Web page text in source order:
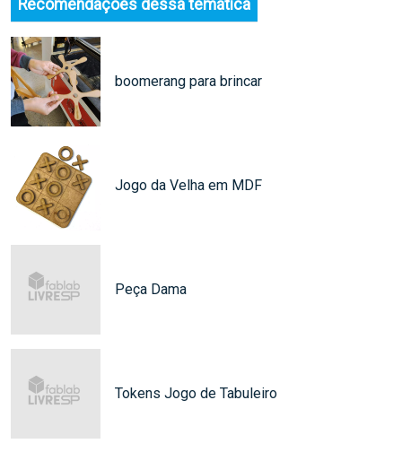
Recomendações dessa temática
boomerang para brincar
Jogo da Velha em MDF
Peça Dama
Tokens Jogo de Tabuleiro